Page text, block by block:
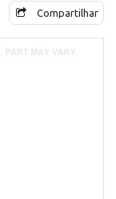
Compartilhar